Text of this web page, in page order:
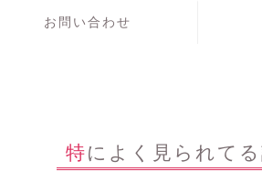
お問い合わせ
特によく見られて